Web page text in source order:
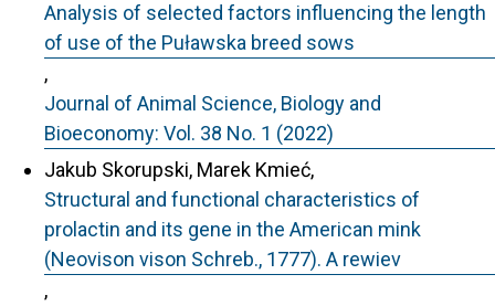
Analysis of selected factors influencing the length
of use of the Puławska breed sows
,
Journal of Animal Science, Biology and
Bioeconomy: Vol. 38 No. 1 (2022)
Jakub Skorupski, Marek Kmieć,
Structural and functional characteristics of
prolactin and its gene in the American mink
(Neovison vison Schreb., 1777). A rewiev
,